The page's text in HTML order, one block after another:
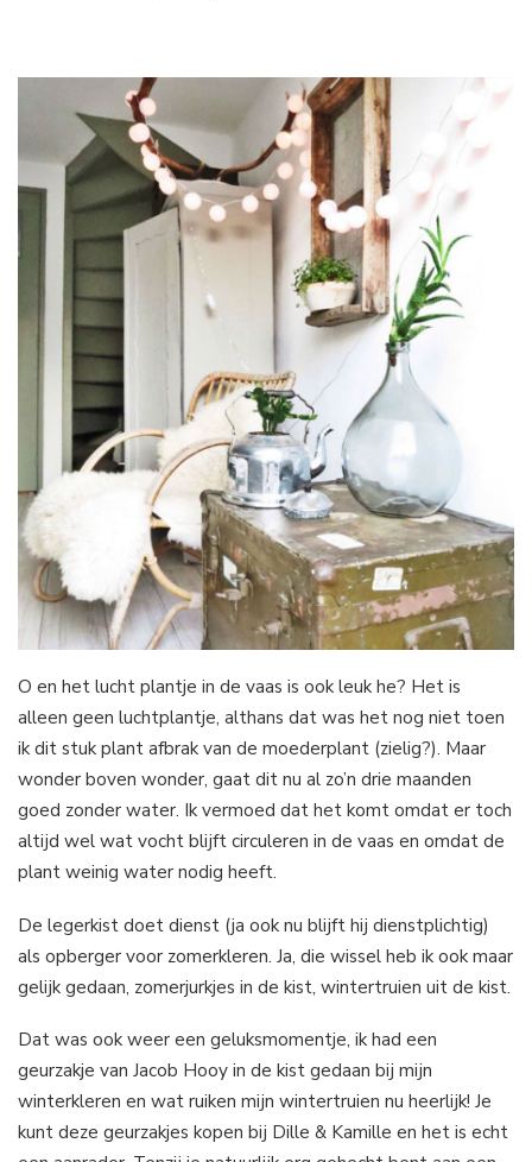
O en het lucht plantje in de vaas is ook leuk he? Het is
alleen geen luchtplantje, althans dat was het nog niet toen
ik dit stuk plant afbrak van de moederplant (zielig?). Maar
wonder boven wonder, gaat dit nu al zo’n drie maanden
goed zonder water. Ik vermoed dat het komt omdat er toch
altijd wel wat vocht blijft circuleren in de vaas en omdat de
plant weinig water nodig heeft.
De legerkist doet dienst (ja ook nu blijft hij dienstplichtig)
als opberger voor zomerkleren. Ja, die wissel heb ik ook maar
gelijk gedaan, zomerjurkjes in de kist, wintertruien uit de kist.
Dat was ook weer een geluksmomentje, ik had een
geurzakje van Jacob Hooy in de kist gedaan bij mijn
winterkleren en wat ruiken mijn wintertruien nu heerlijk! Je
kunt deze geurzakjes kopen bij Dille & Kamille en het is echt